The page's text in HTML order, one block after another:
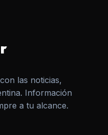
las noticias,
Información
a tu alcance.